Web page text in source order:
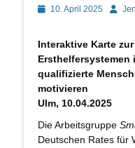
Posted10. April 2025 Autor
Interaktive Karte
qualifizierte
motivieren
Ulm, 10.04.2025
Die Arbeitsgruppe
Deutschen Rates für